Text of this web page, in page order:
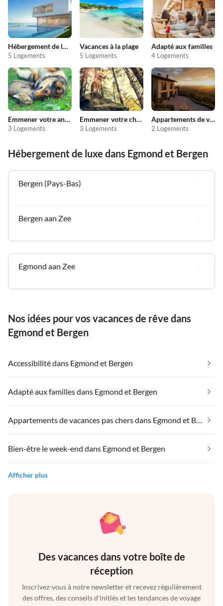
Hébergement de luxe
5 Logements
Vacances à la plage
5 Logements
Adapté aux familles
4 Logements
Emmener votre animal en vacances
3 Logements
Emmener votre chien en vacances
3 Logements
Appartements de vacances pas chers
2 Logements
Hébergement de luxe dans Egmond et Bergen
Bergen (Pays-Bas)
Bergen aan Zee
Egmond aan Zee
Nos idées pour vos vacances de rêve dans
Egmond et Bergen
Accessibilité dans Egmond et Bergen
Adapté aux familles dans Egmond et Bergen
Appartements de vacances pas chers dans Egmond et Bergen
Bien-être le week-end dans Egmond et Bergen
Afficher plus
Des vacances dans votre boîte de
réception
Inscrivez-vous à notre newsletter et recevez régulièrement
des offres, des conseils d'initiés et les tendances de voyage